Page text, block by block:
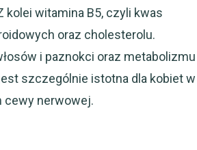
witamina B5, czyli kwas
oraz cholesterolu.
i paznokci oraz metabolizmu
szczególnie istotna dla kobiet w
cewy nerwowej.